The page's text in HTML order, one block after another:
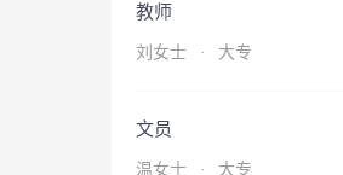
教师
刘女士 · 大专
文员
温女士 · 大专